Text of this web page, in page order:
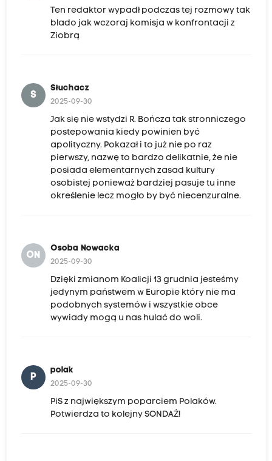
Ten redaktor wypadł podczas tej rozmowy tak
blado jak wczoraj komisja w konfrontacji z
Ziobrą
S
Słuchacz
2025-09-30
Jak się nie wstydzi R. Bończa tak stronniczego
postepowania kiedy powinien być
apolityczny. Pokazał i to już nie po raz
pierwszy, nazwę to bardzo delikatnie, że nie
posiada elementarnych zasad kultury
osobistej ponieważ bardziej pasuje tu inne
określenie lecz mogło by być niecenzuralne.
ON
Osoba Nowacka
2025-09-30
Dzięki zmianom Koalicji 13 grudnia jesteśmy
jedynym państwem w Europie który nie ma
podobnych systemów i wszystkie obce
wywiady mogą u nas hulać do woli.
P
polak
2025-09-30
PiS z największym poparciem Polaków.
Potwierdza to kolejny SONDAŻ!